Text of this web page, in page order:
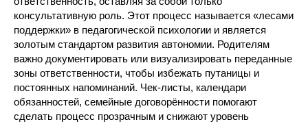
консультативную роль. Этот процесс называется «лесами
поддержки» в педагогической психологии и является
золотым стандартом развития автономии. Родителям
важно документировать или визуализировать переданные
зоны ответственности, чтобы избежать путаницы и
постоянных напоминаний. Чек-листы, календари
обязанностей, семейные договорённости помогают
сделать процесс прозрачным и снижают уровень